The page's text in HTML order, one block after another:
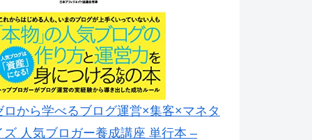
ロから学べるブログ運営×集客×マネタ
ズ 人気ブロガー養成講座 単行本 –